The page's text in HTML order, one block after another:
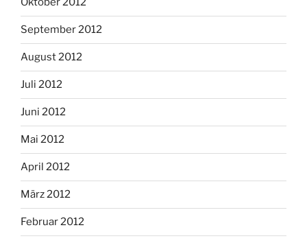
September 2012
August 2012
Juli 2012
Juni 2012
Mai 2012
April 2012
März 2012
Februar 2012